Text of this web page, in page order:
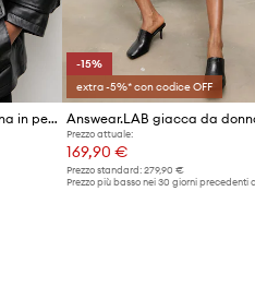
Answear.LAB giacca da donna in pelle ZEYA dalla collezione Unscripted
-15%
extra -5%* con codice OFF
Prezzo attuale:
169,90 €
Prezzo standard:279,90 €
Prezzo più basso nei 30 giorni precedenti